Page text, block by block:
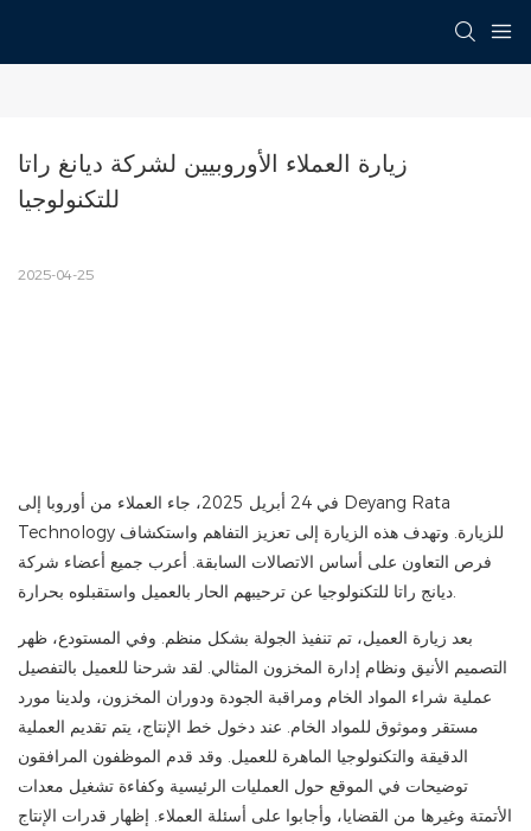
زيارة العملاء الأوروبيين لشركة ديانغ راتا
للتكنولوجيا
2025-04-25
في 24 أبريل 2025، جاء العملاء من أوروبا إلى Deyang Rata
Technology للزيارة. وتهدف هذه الزيارة إلى تعزيز التفاهم واستكشاف
فرص التعاون على أساس الاتصالات السابقة. أعرب جميع أعضاء شركة
ديانج راتا للتكنولوجيا عن ترحيبهم الحار بالعميل واستقبلوه بحرارة. ​
بعد زيارة العميل، تم تنفيذ الجولة بشكل منظم. وفي المستودع، ظهر
التصميم الأنيق ونظام إدارة المخزون المثالي. لقد شرحنا للعميل بالتفصيل
عملية شراء المواد الخام ومراقبة الجودة ودوران المخزون، ولدينا مورد
مستقر وموثوق للمواد الخام. عند دخول خط الإنتاج، يتم تقديم العملية
الدقيقة والتكنولوجيا الماهرة للعميل. وقد قدم الموظفون المرافقون
توضيحات في الموقع حول العمليات الرئيسية وكفاءة تشغيل معدات
الأتمتة وغيرها من القضايا، وأجابوا على أسئلة العملاء. إظهار قدرات الإنتاج